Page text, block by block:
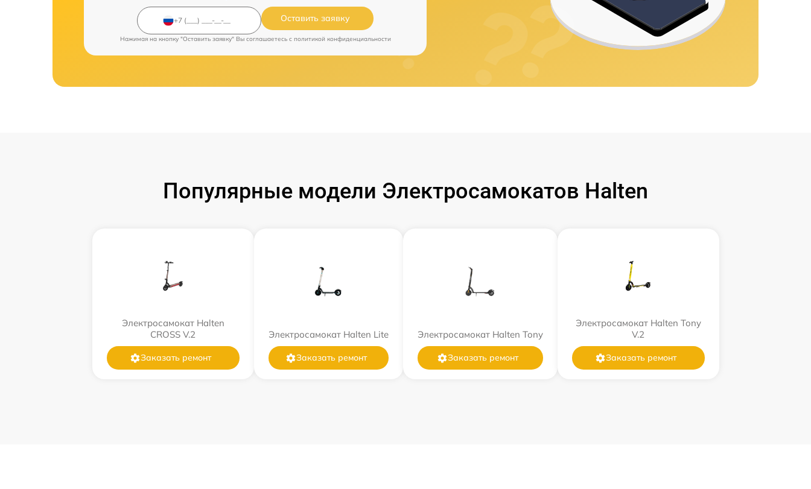
Оставить заявку
Нажимая на кнопку "Оставить заявку" Вы соглашаетесь c политикой конфиденциальности
Популярные модели Электросамокатов Halten
Электросамокат Halten
CROSS V.2
Заказать ремонт
Электросамокат Halten Lite
Заказать ремонт
Электросамокат Halten Tony
Заказать ремонт
Электросамокат Halten Tony
V.2
Заказать ремонт